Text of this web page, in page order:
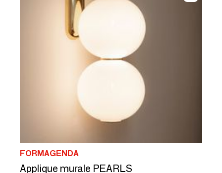
FORMAGENDA
Applique murale PEARLS